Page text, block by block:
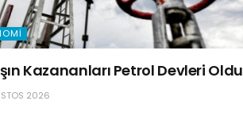
Kazananları Petrol Devleri Oldu
2026